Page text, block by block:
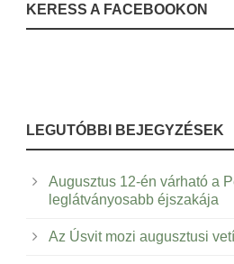
KERESS A FACEBOOKON
LEGUTÓBBI BEJEGYZÉSEK
Augusztus 12-én várható a
leglátványosabb éjszakája
Az Úsvit mozi augusztusi